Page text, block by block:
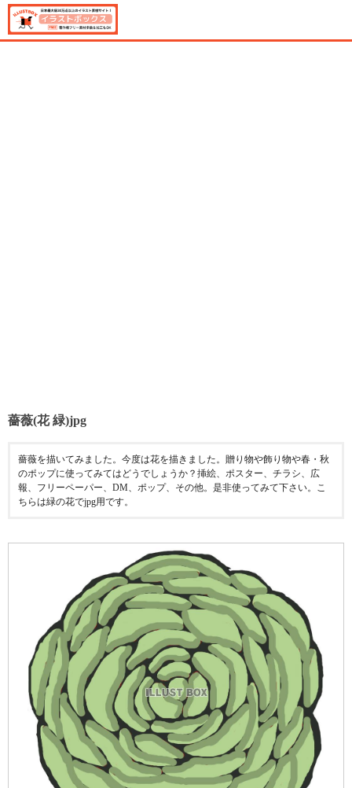
薔薇(花 緑)jpg
薔薇を描いてみました。今度は花を描きました。贈り物や飾り物や春・秋
のポップに使ってみてはどうでしょうか？挿絵、ポスター、チラシ、広
報、フリーペーパー、DM、ポップ、その他。是非使ってみて下さい。こ
ちらは緑の花でjpg用です。